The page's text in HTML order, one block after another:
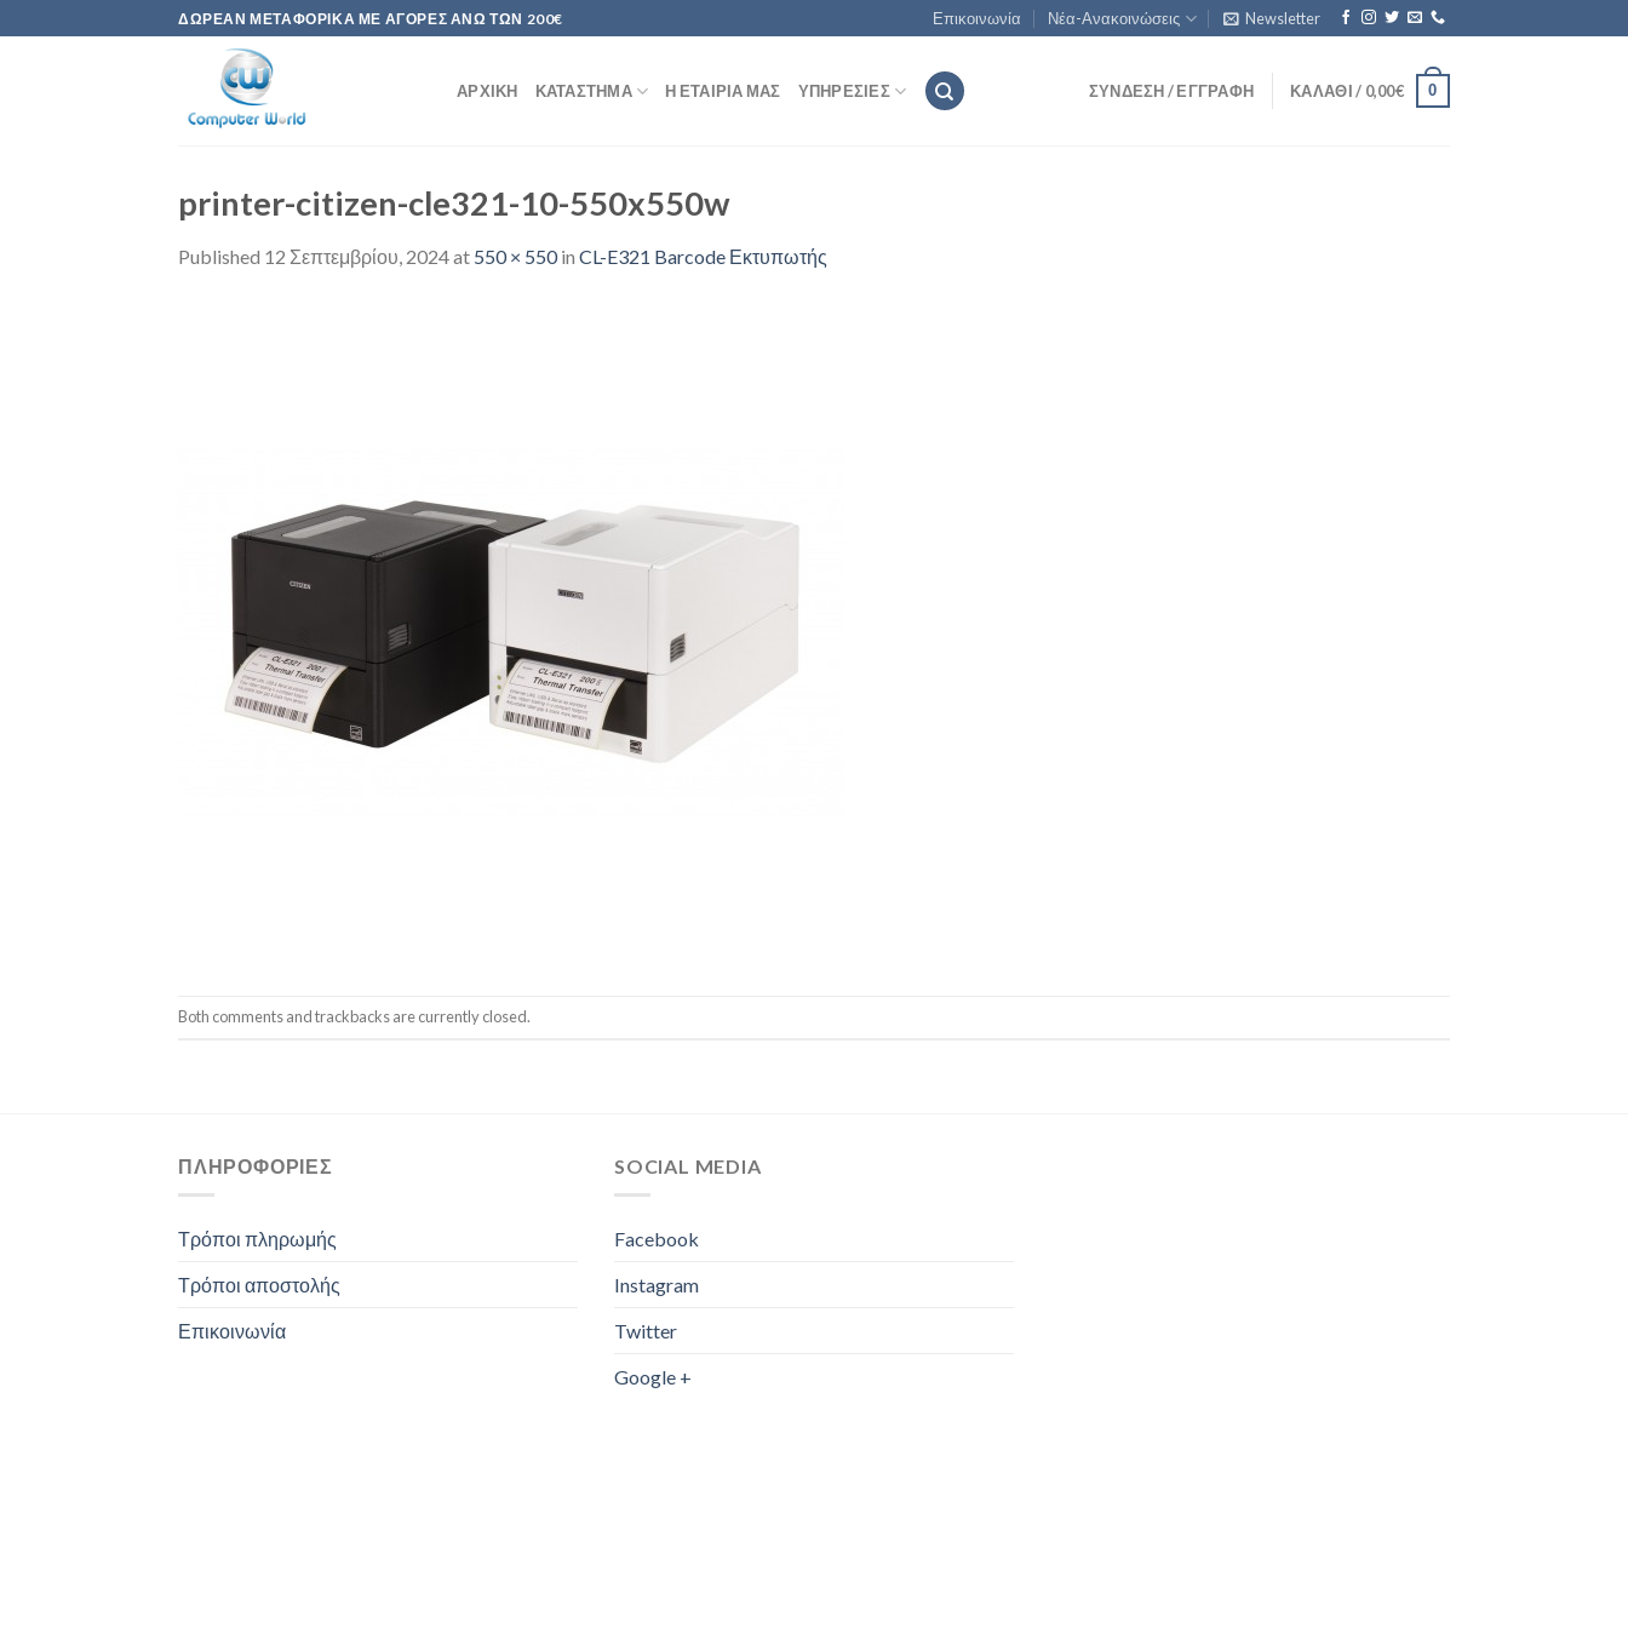
to
ΔΩΡΕΆΝ ΜΕΤΑΦΟΡΙΚΆ ΜΕ ΑΓΟΡΈΣ ΆΝΩ ΤΩΝ 200€ Επικοινωνία Νέα-Ανακοινώσεις Newsletter
ΑΡΧΙΚΉ ΚΑΤΆΣΤΗΜΑ Η ΕΤΑΙΡΊΑ ΜΑΣ ΥΠΗΡΕΣΊΕΣ ΣΎΝΔΕΣΗ / ΕΓΓΡΑΦΉ ΚΑΛΆΘΙ / 0,00€ 0
printer-citizen-cle321-10-550x550w
Published 12 Σεπτεμβρίου, 2024at 550 × 550in CL-E321 Barcode Εκτυπωτής
Both comments and trackbacks are currently closed.
ΠΛΗΡΟΦΟΡΊΕΣ
Τρόποι πληρωμής
Τρόποι αποστολής
Επικοινωνία
SOCIAL MEDIA
Facebook
Instagram
Twitter
Google +